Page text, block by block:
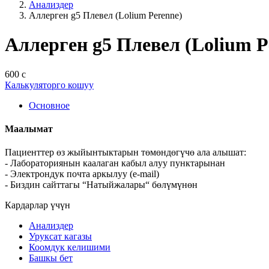
Анализдер
Аллерген g5 Плевел (Lolium Perenne)
Аллерген g5 Плевел (Lolium
600 с
Калькуляторго кошуу
Основное
Маалымат
Пациенттер өз жыйынтыктарын төмөндөгүчө ала алышат:
- Лабораториянын каалаган кабыл алуу пунктарынан
- Электрондук почта аркылуу (e-mail)
- Биздин сайттагы “Натыйжалары“ бөлүмүнөн
Кардарлар үчүн
Анализдер
Уруксат кагазы
Коомдук келишими
Башкы бет